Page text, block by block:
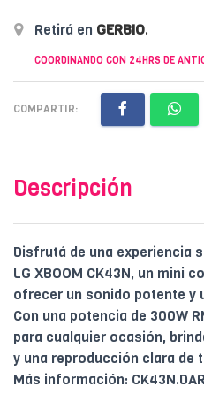
Retirá en GERBIO.
COORDINANDO CON 24HRS DE
COMPARTIR:
Descripción
Disfrutá de una experiencia
LG XBOOM CK43N, un mini
ofrecer un sonido potente y
Con una potencia de 300W
para cualquier ocasión,
y una reproducción clara de
Más información: